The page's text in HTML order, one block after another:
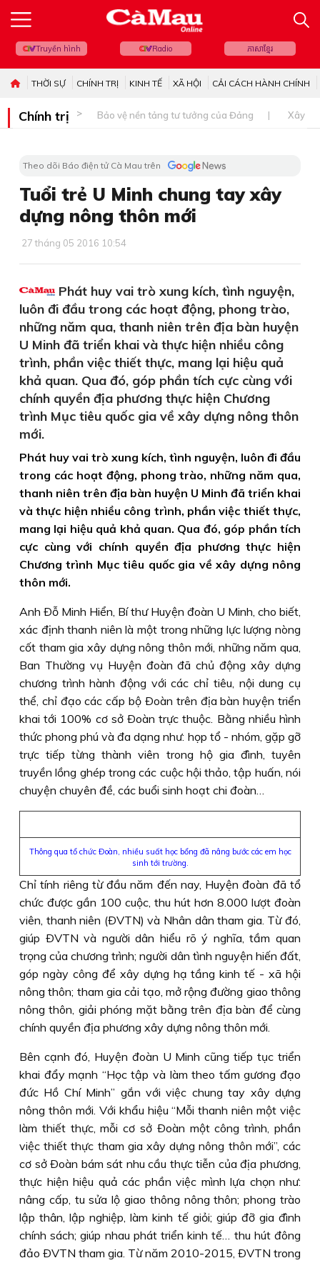
Truyền hình Radio ភាសាខ្មែរ
THỜI SỰ CHÍNH TRỊ KINH TẾ XÃ HỘI CẢI CÁCH HÀNH CHÍNH
Chính trị Bảo vệ nền tảng tư tưởng của Đảng Xây
Theo dõi Báo điện tử Cà Mau trên
Tuổi trẻ U Minh chung tay xây
dựng nông thôn mới
27 tháng 05 2016 10:54
Phát huy vai trò xung kích, tình nguyện,
luôn đi đầu trong các hoạt động, phong trào,
những năm qua, thanh niên trên địa bàn huyện
U Minh đã triển khai và thực hiện nhiều công
trình, phần việc thiết thực, mang lại hiệu quả
khả quan. Qua đó, góp phần tích cực cùng với
chính quyền địa phương thực hiện Chương
trình Mục tiêu quốc gia về xây dựng nông thôn
mới.
Phát huy vai trò xung kích, tình nguyện, luôn đi đầu
trong các hoạt động, phong trào, những năm qua,
thanh niên trên địa bàn huyện U Minh đã triển khai
và thực hiện nhiều công trình, phần việc thiết thực,
mang lại hiệu quả khả quan. Qua đó, góp phần tích
cực cùng với chính quyền địa phương thực hiện
Chương trình Mục tiêu quốc gia về xây dựng nông
thôn mới.
Anh Ðỗ Minh Hiển, Bí thư Huyện đoàn U Minh, cho biết,
xác định thanh niên là một trong những lực lượng nòng
cốt tham gia xây dựng nông thôn mới, những năm qua,
Ban Thường vụ Huyện đoàn đã chủ động xây dựng
chương trình hành động với các chỉ tiêu, nội dung cụ
thể, chỉ đạo các cấp bộ Ðoàn trên địa bàn huyện triển
khai tới 100% cơ sở Ðoàn trực thuộc. Bằng nhiều hình
thức phong phú và đa dạng như: họp tổ - nhóm, gặp gỡ
trực tiếp từng thành viên trong hộ gia đình, tuyên
truyền lồng ghép trong các cuộc hội thảo, tập huấn, nói
chuyện chuyên đề, các buổi sinh hoạt chi đoàn…
Thông qua tổ chức Ðoàn, nhiều suất học bổng đã nâng bước các em học
sinh tới trường.
Chỉ tính riêng từ đầu năm đến nay, Huyện đoàn đã tổ
chức được gần 100 cuộc, thu hút hơn 8.000 lượt đoàn
viên, thanh niên (ÐVTN) và Nhân dân tham gia. Từ đó,
giúp ÐVTN và người dân hiểu rõ ý nghĩa, tầm quan
trọng của chương trình; người dân tình nguyện hiến đất,
góp ngày công để xây dựng hạ tầng kinh tế - xã hội
nông thôn; tham gia cải tạo, mở rộng đường giao thông
nông thôn, giải phóng mặt bằng trên địa bàn để cùng
chính quyền địa phương xây dựng nông thôn mới.
Bên cạnh đó, Huyện đoàn U Minh cũng tiếp tục triển
khai đẩy mạnh “Học tập và làm theo tấm gương đạo
đức Hồ Chí Minh” gắn với việc chung tay xây dựng
nông thôn mới. Với khẩu hiệu “Mỗi thanh niên một việc
làm thiết thực, mỗi cơ sở Ðoàn một công trình, phần
việc thiết thực tham gia xây dựng nông thôn mới”, các
cơ sở Ðoàn bám sát nhu cầu thực tiễn của địa phương,
thực hiện hiệu quả các phần việc mình lựa chọn như:
nâng cấp, tu sửa lộ giao thông nông thôn; phong trào
lập thân, lập nghiệp, làm kinh tế giỏi; giúp đỡ gia đình
chính sách; giúp nhau phát triển kinh tế… thu hút đông
đảo ÐVTN tham gia. Từ năm 2010-2015, ÐVTN trong